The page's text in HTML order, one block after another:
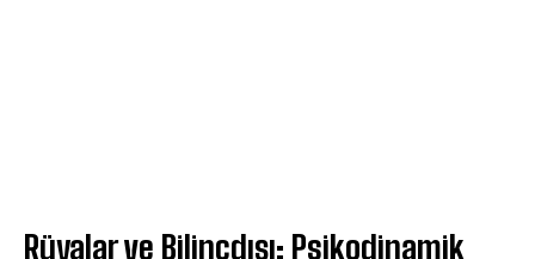
Rüyalar ve Bilinçdışı: Psikodinamik